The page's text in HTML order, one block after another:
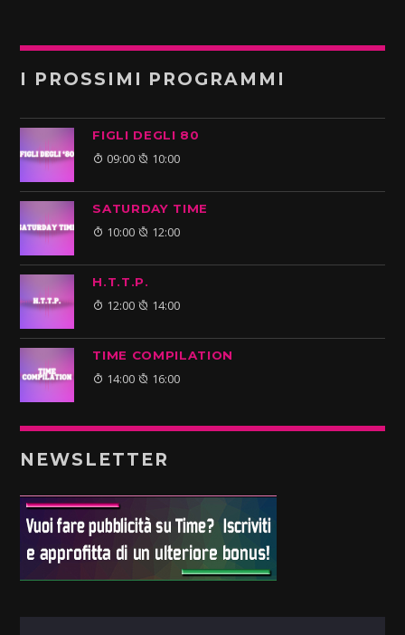
I PROSSIMI PROGRAMMI
FIGLI DEGLI 80
09:00 10:00
SATURDAY TIME
10:00 12:00
H.T.T.P.
12:00 14:00
TIME COMPILATION
14:00 16:00
NEWSLETTER